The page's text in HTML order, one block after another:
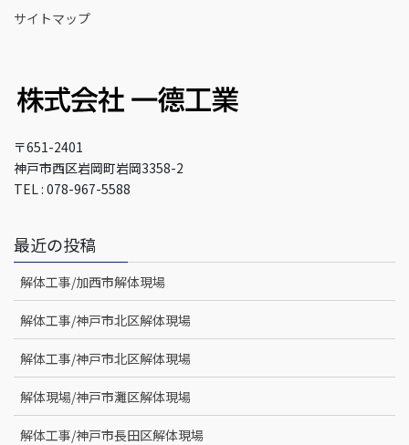
サイトマップ
〒651-2401
神戸市西区岩岡町岩岡3358-2
TEL : 078-967-5588
最近の投稿
解体工事/加西市解体現場
解体工事/神戸市北区解体現場
解体工事/神戸市北区解体現場
解体現場/神戸市灘区解体現場
解体工事/神戸市長田区解体現場